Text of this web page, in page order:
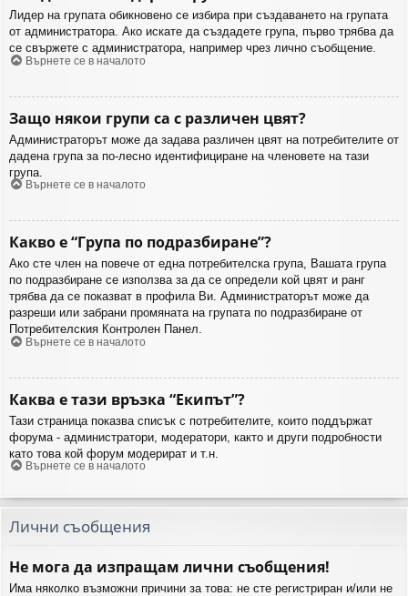
Лидер на групата обикновено се избира при създаването на групата
от администратора. Ако искате да създадете група, първо трябва да
се свържете с администратора, например чрез лично съобщение.
Върнете се в началото
Защо някои групи са с различен цвят?
Администраторът може да задава различен цвят на потребителите от
дадена група за по-лесно идентифициране на членовете на тази
група.
Върнете се в началото
Какво е “Група по подразбиране”?
Ако сте член на повече от една потребителска група, Вашата група
по подразбиране се използва за да се определи кой цвят и ранг
трябва да се показват в профила Ви. Администраторът може да
разреши или забрани промяната на групата по подразбиране от
Потребителския Контролен Панел.
Върнете се в началото
Каква е тази връзка “Екипът”?
Тази страница показва списък с потребителите, които поддържат
форума - администратори, модератори, както и други подробности
като това кой форум модерират и т.н.
Върнете се в началото
Лични съобщения
Не мога да изпращам лични съобщения!
Има няколко възможни причини за това: не сте регистриран и/или не